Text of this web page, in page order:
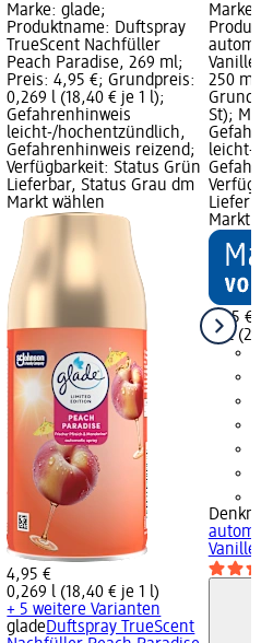
Marke: glade;
Produktname: Duftspray
TrueScent Nachfüller
Peach Paradise, 269 ml;
Preis: 4,95 €; Grundpreis:
0,269 l (18,40 € je 1 l);
Gefahrenhinweis
leicht-/hochentzündlich,
Gefahrenhinweis reizend;
Verfügbarkeit: Status Grün
Lieferbar, Status Grau dm
Markt wählen
4,95 €
0,269 l (18,40 € je 1 l)
+ 5 weitere Varianten
gladeDuftspray TrueScent
Marke:
250 ml;
St);
leicht-/
Markt
2,95 €
1 St
Denkmit